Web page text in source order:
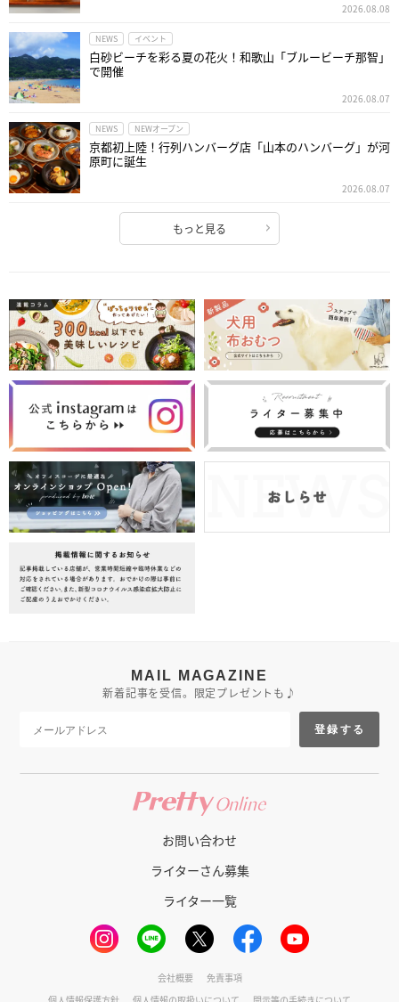
2026.08.08
NEWS イベント
白砂ビーチを彩る夏の花火！和歌山「ブルービーチ那智」
で開催
2026.08.07
NEWS NEWオープン
京都初上陸！行列ハンバーグ店「山本のハンバーグ」が河
原町に誕生
2026.08.07
もっと見る
MAIL MAGAZINE
新着記事を受信。限定プレゼントも♪
登録する
お問い合わせ
ライターさん募集
ライター一覧
会社概要
免責事項